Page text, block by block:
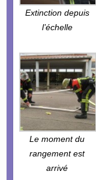
Extinction depuis
l’échelle
Le moment du
rangement est
arrivé